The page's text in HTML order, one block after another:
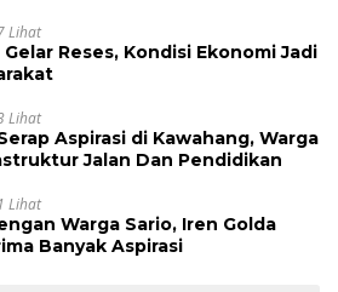
Lihat
Reses, Kondisi Ekonomi Jadi
Lihat
Aspirasi di Kawahang, Warga
Jalan Dan Pendidikan
Lihat
Warga Sario, Iren Golda
Banyak Aspirasi